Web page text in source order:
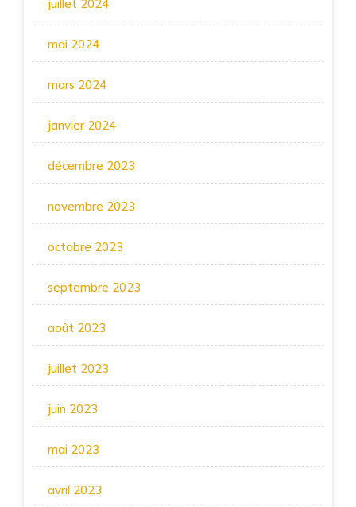
juillet 2024
mai 2024
mars 2024
janvier 2024
décembre 2023
novembre 2023
octobre 2023
septembre 2023
août 2023
juillet 2023
juin 2023
mai 2023
avril 2023